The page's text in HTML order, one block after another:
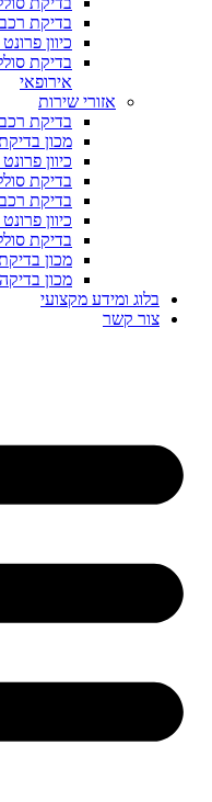
בדיקת רכב
כיוון
אירופאי
אזורי שירות
בדיקת
מכון
כיוון
בדיקת
בדיקת רכב
כיוון
בדיקת
מכון
מכון
בלוג ומידע מקצועי
צור קשר